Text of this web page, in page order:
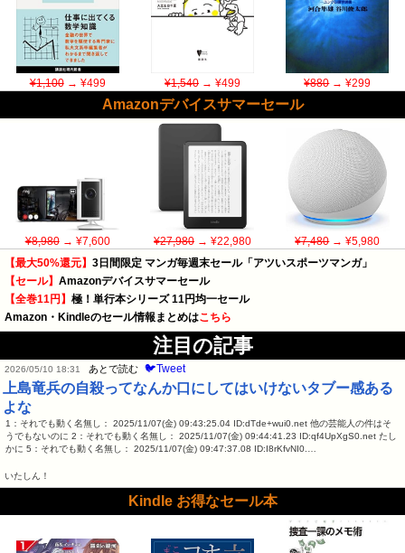
¥1,100→ ¥499 ¥1,540→ ¥499 ¥880→ ¥299
Amazonデバイスサマーセール
¥8,980→ ¥7,600 ¥27,980→ ¥22,980 ¥7,480→ ¥5,980
【最大50%還元】 3日間限定 マンガ毎週末セール「アツいスポーツマンガ」
【セール】 Amazonデバイスサマーセール
【全巻11円】 極！単行本シリーズ 11円均一セール
Amazon・Kindleのセール情報まとめはこちら
注目の記事
2026/05/10 18:31 あとで読む 🐦Tweet
上島竜兵の自殺ってなんか口にしてはいけないタブー感ある
よな
1：それでも動く名無し： 2025/11/07(金) 09:43:25.04 ID:dTde+wui0.net 他の芸能人の件はそ
うでもないのに 2：それでも動く名無し： 2025/11/07(金) 09:44:41.23 ID:qf4UpXgS0.net たし
かに 5：それでも動く名無し： 2025/11/07(金) 09:47:37.08 ID:I8rKfvNI0.…
いたしん！
Kindle お得なセール本